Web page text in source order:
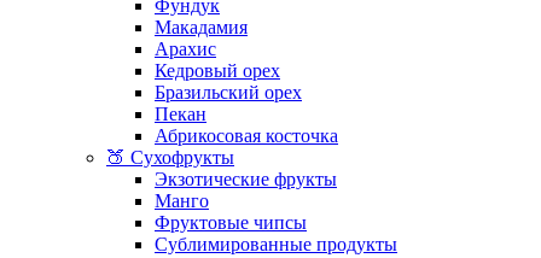
Фундук
Макадамия
Арахис
Кедровый орех
Бразильский орех
Пекан
Абрикосовая косточка
🍑 Сухофрукты
Экзотические фрукты
Манго
Фруктовые чипсы
Сублимированные продукты